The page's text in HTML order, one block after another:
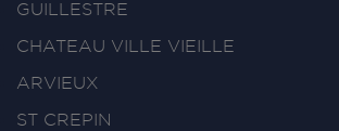
GUILLESTRE
CHATEAU VILLE VIEILLE
ARVIEUX
ST CREPIN